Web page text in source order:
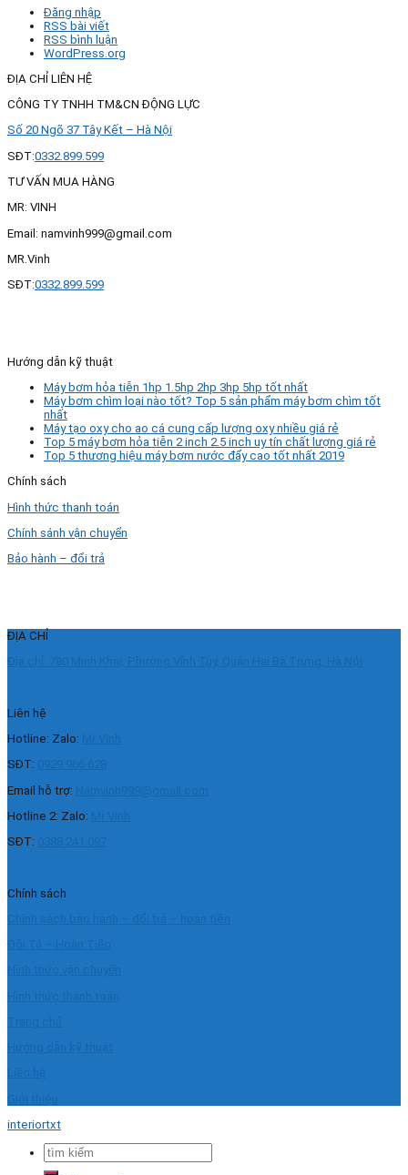
Đăng nhập
RSS bài viết
RSS bình luận
WordPress.org
ĐỊA CHỈ LIÊN HỆ
CÔNG TY TNHH TM&CN ĐỘNG LỰC
Số 20 Ngõ 37 Tây Kết – Hà Nội
SĐT:0332.899.599
TƯ VẤN MUA HÀNG
MR: VINH
Email: namvinh999@gmail.com
MR.Vinh
SĐT:0332.899.599
Hướng dẫn kỹ thuật
Máy bơm hỏa tiễn 1hp 1.5hp 2hp 3hp 5hp tốt nhất
Máy bơm chìm loại nào tốt? Top 5 sản phẩm máy bơm chìm tốt
nhất
Máy tạo oxy cho ao cá cung cấp lượng oxy nhiều giá rẻ
Top 5 máy bơm hỏa tiễn 2 inch 2.5 inch uy tín chất lượng giá rẻ
Top 5 thương hiệu máy bơm nước đẩy cao tốt nhất 2019
Chính sách
Hình thức thanh toán
Chính sánh vận chuyển
Bảo hành – đổi trả
ĐỊA CHỈ
Liên hệ
Hotline: Zalo:
SĐT:
Email hỗ trợ:
Hotline 2: Zalo:
SĐT:
Chính sách
interiortxt
Tìm
kiếm: